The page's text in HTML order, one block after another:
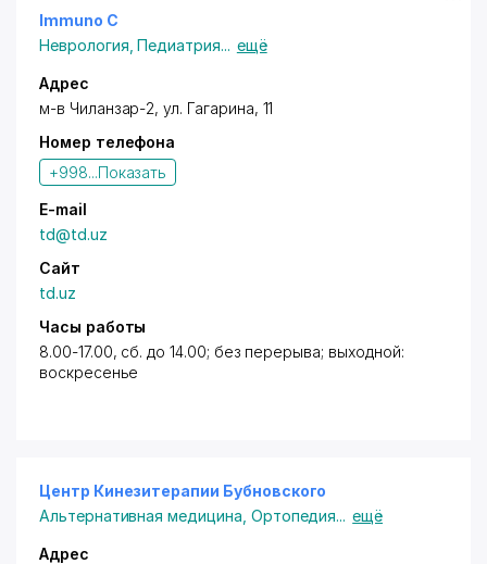
Immuno C
Неврология ,Педиатрия... ещё
Адрес
м-в Чиланзар-2,ул. Гагарина, 11
Номер телефона
+998...Показать
E-mail
td@td.uz
Сайт
td.uz
Часы работы
8.00-17.00, сб. до 14.00; без перерыва; выходной:
воскресенье
Центр Кинезитерапии Бубновского
Альтернативная медицина Ортопедия... ещё
Адрес